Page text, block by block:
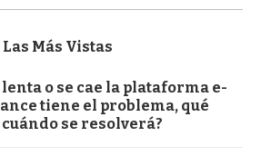
Las Más Vistas
lenta o se cae la plataforma e-
tiene el problema, qué
se resolverá?